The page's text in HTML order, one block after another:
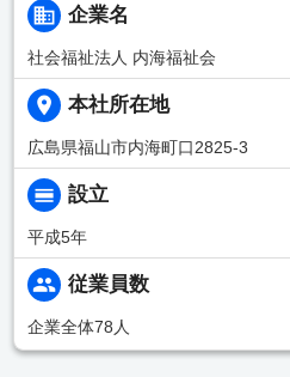
企業名
社会福祉法人 内海福祉会
本社所在地
広島県福山市内海町口2825-3
設立
平成5年
従業員数
企業全体78人